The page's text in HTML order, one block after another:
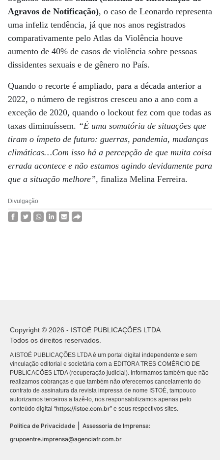
Agravos de Notificação), o caso de Leonardo representa
uma infeliz tendência, já que nos anos registrados
comparativamente pelo Atlas da Violência houve
aumento de 40% de casos de violência sobre pessoas
dissidentes sexuais e de gênero no País.
Quando o recorte é ampliado, para a década anterior a
2022, o número de registros cresceu ano a ano com a
exceção de 2020, quando o lockout fez com que todas as
taxas diminuíssem. “É uma somatória de situações que
tiram o ímpeto de futuro: guerras, pandemia, mudanças
climáticas…Com isso há a percepção de que muita coisa
errada acontece e não estamos agindo devidamente para
que a situação melhore”, finaliza Melina Ferreira.
Divulgação
Copyright © 2026 - ISTOÉ PUBLICAÇÕES LTDA
Todos os direitos reservados.
A ISTOÉ PUBLICAÇÕES LTDA é um portal digital independente e sem
vinculação editorial e societária com a EDITORA TRES COMÉRCIO DE
PUBLICACÕES LTDA (recuperação judicial). Informamos também que não
realizamos cobranças e que também não oferecemos cancelamento do
contrato de assinatura da revista impressa de nome ISTOÉ, tampouco
autorizamos terceiros a fazê-lo, nos responsabilizamos apenas pelo
conteúdo digital “https://istoe.com.br” e seus respectivos sites.
Política de Privacidade
Assessoria de Imprensa:
grupoentre.imprensa@agenciafr.com.br